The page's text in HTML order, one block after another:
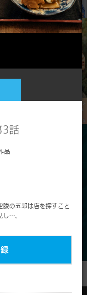
話
品
の五郎は店を探すこと
し…。